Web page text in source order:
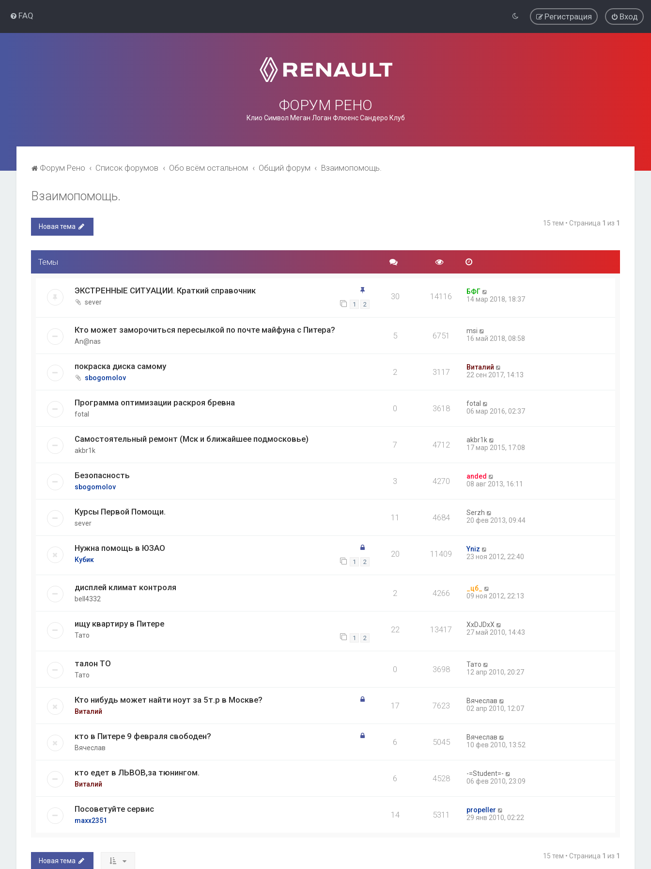
FAQ Вход
Регистрация
ФОРУМ РЕНО
Клио Символ Меган Логан Флюенс Сандеро Клуб
Форум Рено Список форумов Обо всём остальном Общий форум Взаимопомощь.
Взаимопомощь.
Новая тема 15 тем • Страница 1 из 1
Темы
ЭКСТРЕННЫЕ СИТУАЦИИ. Краткий справочник
sever 1 2
30 14116
БФГ
14 мар 2018, 18:37
Кто может заморочиться пересылкой по почте майфуна с Питера?
An@nas
5 6751
msi
16 май 2018, 08:58
покраска диска самому
sbogomolov
2 3117
Виталий
22 сен 2017, 14:13
Программа оптимизации раскроя бревна
fotal
0 3618
fotal
06 мар 2016, 02:37
Самостоятельный ремонт (Мск и ближайшее подмосковье)
akbr1k
7 4712
akbr1k
17 мар 2015, 17:08
Безопасность
sbogomolov
3 4270
anded
08 авг 2013, 16:11
Курсы Первой Помощи.
sever
11 4684
Serzh
20 фев 2013, 09:44
Нужна помощь в ЮЗАО
Кубик 1 2
20 11409
Yniz
23 ноя 2012, 22:40
дисплей климат контроля
bell4332
2 4266
_цб_
09 ноя 2012, 22:13
ищу квартиру в Питере
Тато 1 2
22 13417
XxDJDxX
27 май 2010, 14:43
талон ТО
Тато
0 3698
Тато
12 апр 2010, 20:27
Кто нибудь может найти ноут за 5т.р в Москве?
Виталий
17 7623
Вячеслав
02 апр 2010, 12:07
кто в Питере 9 февраля свободен?
Вячеслав
6 5045
Вячеслав
10 фев 2010, 13:52
кто едет в ЛЬВОВ,за тюнингом.
Виталий
6 4528
-=Student=-
06 фев 2010, 23:09
Посоветуйте сервис
maxx2351
14 5311
propeller
29 янв 2010, 02:22
Новая тема
15 тем • Страница 1 из 1